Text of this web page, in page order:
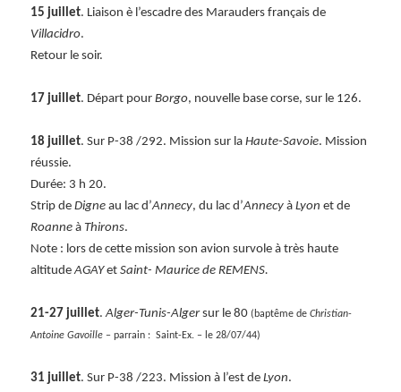
15 juillet. Liaison è l’escadre des Marauders français de
Villacidro.
Retour le soir.
17 juillet. Départ pourBorgo, nouvelle base corse, sur le 126.
18 juillet. Sur P-38 /292. Mission sur laHaute-Savoie. Mission
réussie.
Durée: 3 h 20.
Strip deDigne au lac d’Annecy, du lac d’Annecy àLyon et de
Roanne àThirons.
Note : lors de cette mission son avion survole à très haute
altitudeAGAYetSaint- Maurice de REMENS.
21-27 juillet.Alger-Tunis-Algersur le 80 (baptême deChristian-
Antoine Gavoille – parrain : Saint-Ex. – le 28/07/44)
31 juillet. Sur P-38 /223. Mission à l’est deLyon.